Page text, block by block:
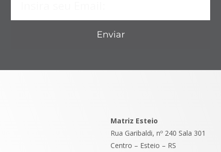
Enviar
Matriz Esteio
Rua Garibaldi, nº 240 Sala 301
Centro – Esteio – RS